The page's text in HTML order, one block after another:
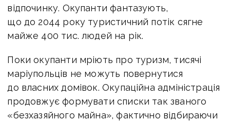
відпочинку. Окупанти фантазують,
що до 2044 року туристичний потік сягне
майже 400 тис. людей на рік.
Поки окупанти мріють про туризм, тисячі
маріупольців не можуть повернутися
до власних домівок. Окупаційна адміністрація
продовжує формувати списки так званого
«безхазяйного майна», фактично відбираючи